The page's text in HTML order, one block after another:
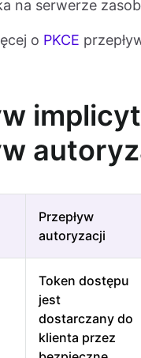
na serwerze
o PKCE
Przepływ
autoryzacji
Token dostępu
jest
dostarczany do
klienta przez